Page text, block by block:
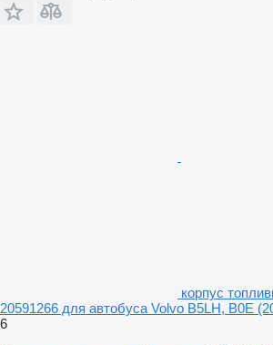
корпус
20591266 для автобуса Volvo B5LH, B0E
6